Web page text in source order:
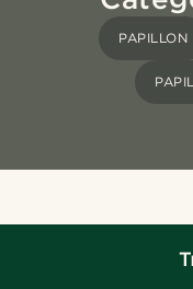
PAPILLON